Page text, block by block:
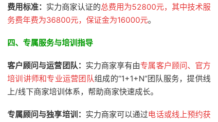
费用标准： 实力商家认证的总费用为52800元，其中技术服
务费年费为36800元，保证金为16000元。
四、专属服务与培训指导
客户顾问与运营团队： 实力商家享有由专属客户顾问、官方
培训讲师和专业运营团队组成的“1+1+N”团队服务，提供线
上/线下商家培训体系，帮助商家快速成长。
专属顾问与独享培训： 实力商家可以通过电话或线上预约获